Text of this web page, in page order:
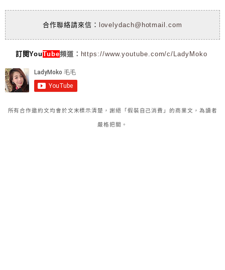
合作聯絡請來信： lovelydach@hotmail.com
訂閱YouTube頻道： https://www.youtube.com/c/LadyMoko
所有合作邀約文均會於文末標示清楚，謝絕「假裝自己消費」的商業文，為讀者
嚴格把關。